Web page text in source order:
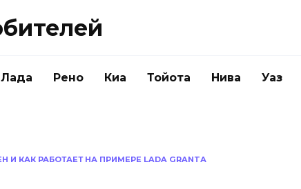
Лада Рено Киа Тойота Нива Уаз
КАК РАБОТАЕТ НА ПРИМЕРЕ LADA GRANTА